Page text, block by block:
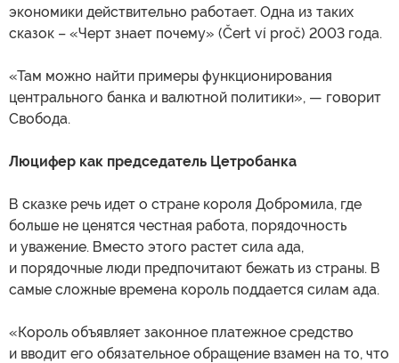
экономики действительно работает. Одна из таких
сказок – «Черт знает почему» (Čert ví proč) 2003 года.
«Там можно найти примеры функционирования
центрального банка и валютной политики», — говорит
Свобода.
Люцифер как председатель Цетробанка
В сказке речь идет о стране короля Добромила, где
больше не ценятся честная работа, порядочность
и уважение. Вместо этого растет сила ада,
и порядочные люди предпочитают бежать из страны. В
самые сложные времена король поддается силам ада.
«Король объявляет законное платежное средство
и вводит его обязательное обращение взамен на то, что